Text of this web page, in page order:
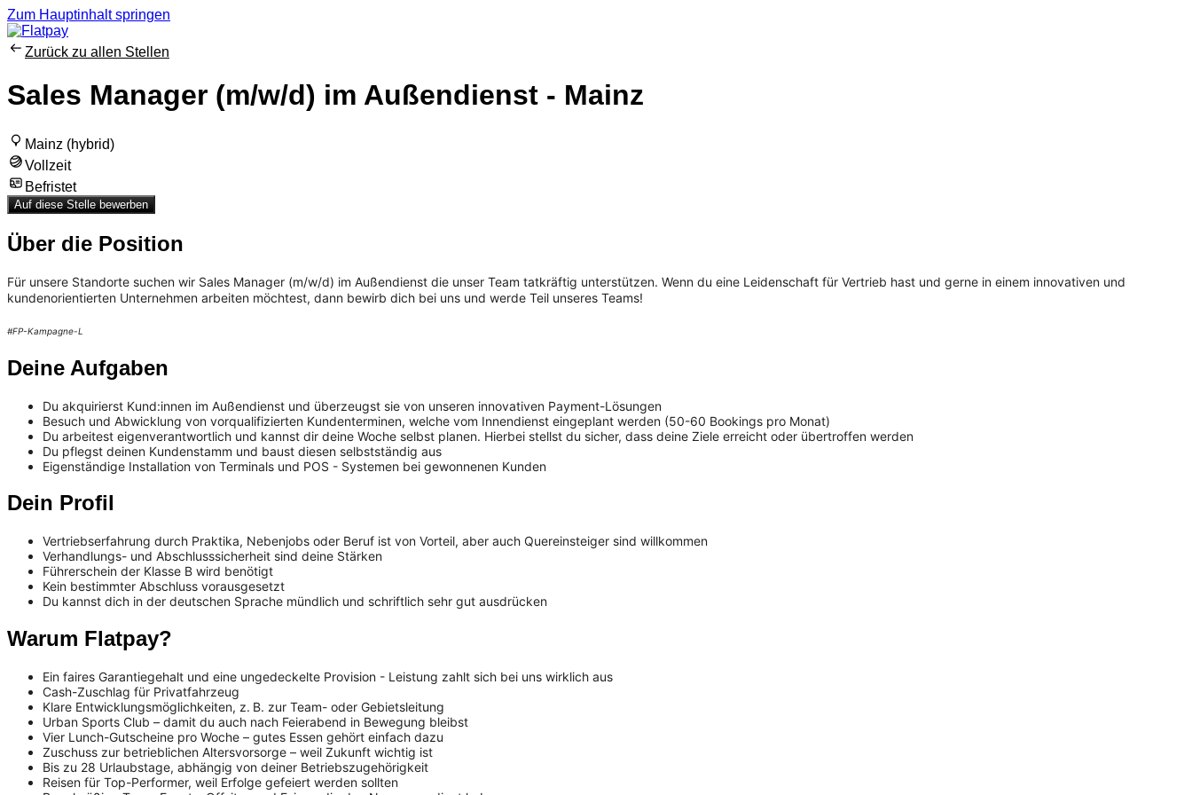
Zum Hauptinhalt springen
Zurück zu allen Stellen
Sales Manager (m/w/d) im Außendienst - Mainz
Mainz (hybrid)
Vollzeit
Befristet
Auf diese Stelle bewerben
Über die Position
Für unsere Standorte suchen wir Sales Manager (m/w/d) im Außendienst die unser Team tatkräftig unterstützen. Wenn du eine Leidenschaft für Vertrieb hast und gerne in einem innovativen und
kundenorientierten Unternehmen arbeiten möchtest, dann bewirb dich bei uns und werde Teil unseres Teams!
#FP-Kampagne-L
Deine Aufgaben
Du akquirierst Kund:innen im Außendienst und überzeugst sie von unseren innovativen Payment-Lösungen
Besuch und Abwicklung von vorqualifizierten Kundenterminen, welche vom Innendienst eingeplant werden (50-60 Bookings pro Monat)
Du arbeitest eigenverantwortlich und kannst dir deine Woche selbst planen. Hierbei stellst du sicher, dass deine Ziele erreicht oder übertroffen werden
Du pflegst deinen Kundenstamm und baust diesen selbstständig aus
Eigenständige Installation von Terminals und POS - Systemen bei gewonnenen Kunden
Dein Profil
Vertriebserfahrung durch Praktika, Nebenjobs oder Beruf ist von Vorteil, aber auch Quereinsteiger sind willkommen
Verhandlungs- und Abschlusssicherheit sind deine Stärken
Führerschein der Klasse B wird benötigt
Kein bestimmter Abschluss vorausgesetzt
Du kannst dich in der deutschen Sprache mündlich und schriftlich sehr gut ausdrücken
Warum Flatpay?
Ein faires Garantiegehalt und eine ungedeckelte Provision - Leistung zahlt sich bei uns wirklich aus
Cash-Zuschlag für Privatfahrzeug
Klare Entwicklungsmöglichkeiten, z. B. zur Team- oder Gebietsleitung
Urban Sports Club – damit du auch nach Feierabend in Bewegung bleibst
Vier Lunch-Gutscheine pro Woche – gutes Essen gehört einfach dazu
Zuschuss zur betrieblichen Altersvorsorge – weil Zukunft wichtig ist
Bis zu 28 Urlaubstage, abhängig von deiner Betriebszugehörigkeit
Reisen für Top-Performer, weil Erfolge gefeiert werden sollten